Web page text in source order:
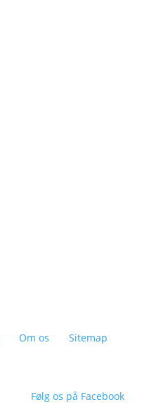
Om os Sitemap
Følg os på Facebook